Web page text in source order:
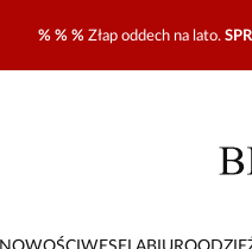
% % % Złap oddech na lato.